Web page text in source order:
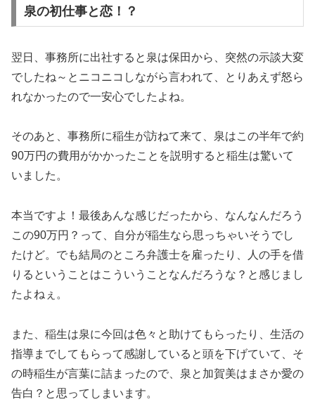
泉の初仕事と恋！？
翌日、事務所に出社すると泉は保田から、突然の示談大変
でしたね～とニコニコしながら言われて、とりあえず怒ら
れなかったので一安心でしたよね。
そのあと、事務所に稲生が訪ねて来て、泉はこの半年で約
90万円の費用がかかったことを説明すると稲生は驚いて
いました。
本当ですよ！最後あんな感じだったから、なんなんだろう
この90万円？って、自分が稲生なら思っちゃいそうでし
たけど。でも結局のところ弁護士を雇ったり、人の手を借
りるということはこういうことなんだろうな？と感じまし
たよねぇ。
また、稲生は泉に今回は色々と助けてもらったり、生活の
指導までしてもらって感謝していると頭を下げていて、そ
の時稲生が言葉に詰まったので、泉と加賀美はまさか愛の
告白？と思ってしまいます。